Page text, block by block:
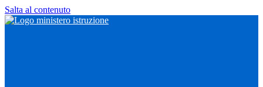
Salta al contenuto